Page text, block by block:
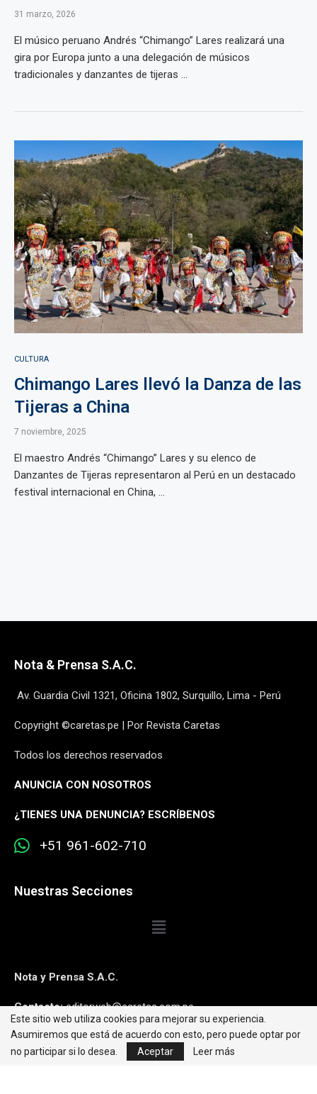
31 marzo, 2026
El músico peruano Andrés “Chimango” Lares realizará una
gira por Europa junto a una delegación de músicos
tradicionales y danzantes de tijeras ...
CULTURA
Chimango Lares llevó la Danza de las
Tijeras a China
7 noviembre, 2025
El maestro Andrés “Chimango” Lares y su elenco de
Danzantes de Tijeras representaron al Perú en un destacado
festival internacional en China, ...
Nota & Prensa S.A.C.
Av. Guardia Civil 1321, Oficina 1802, Surquillo, Lima - Perú
Copyright ©caretas.pe | Por Revista Caretas
Todos los derechos reservados
ANUNCIA CON NOSOTROS
¿TIENES UNA DENUNCIA? ESCRÍBENOS
+51 961-602-710
Nuestras Secciones
Nota y Prensa S.A.C.
Contacto:editorweb@caretas.com.pe
Síguenos:
Este sitio web utiliza cookies para mejorar su experiencia.
Asumiremos que está de acuerdo con esto, pero puede optar por
no participar si lo desea.
Aceptar Leer más